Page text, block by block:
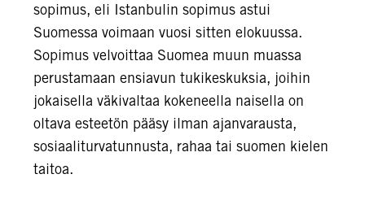
sopimus, eli Istanbulin sopimus astui
Suomessa voimaan vuosi sitten elokuussa.
Sopimus velvoittaa Suomea muun muassa
perustamaan ensiavun tukikeskuksia, joihin
jokaisella väkivaltaa kokeneella naisella on
oltava esteetön pääsy ilman ajanvarausta,
sosiaaliturvatunnusta, rahaa tai suomen kielen
taitoa.